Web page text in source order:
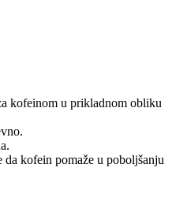
kofeinom u prikladnom obliku
da kofein pomaže u poboljšanju